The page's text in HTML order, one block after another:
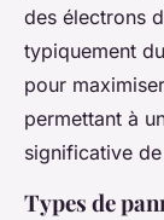
des électrons
typiquement
pour
permettant à
significative
Types de